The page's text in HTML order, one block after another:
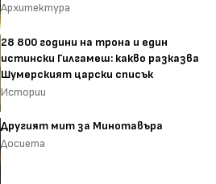
Архитектура
28 800 години на трона и един
истински Гилгамеш: какво разказва
Шумерският царски списък
Истории
Другият мит за Минотавъра
Досиета